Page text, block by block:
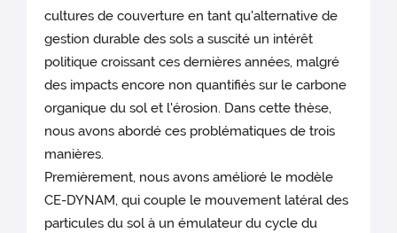
cultures de couverture en tant qu'alternative de
gestion durable des sols a suscité un intérêt
politique croissant ces dernières années, malgré
des impacts encore non quantifiés sur le carbone
organique du sol et l'érosion. Dans cette thèse,
nous avons abordé ces problématiques de trois
manières.
Premièrement, nous avons amélioré le modèle
CE-DYNAM, qui couple le mouvement latéral des
particules du sol à un émulateur du cycle du